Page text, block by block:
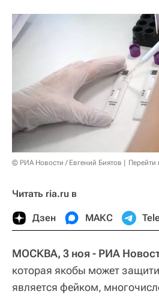
© РИА Новости / Евгений Биятов Перейти
Читать ria.ru в
Дзен МАКС
МОСКВА, 3 ноя - РИА
которая якобы может
является фейком,